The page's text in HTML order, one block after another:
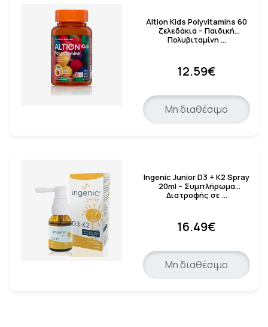
Altion Kids Polyvitamins 60
ζελεδάκια – Παιδική
Πολυβιταμίνη …
12.59€
Μη διαθέσιμο
Ingenic Junior D3 + K2 Spray
20ml – Συμπλήρωμα
Διατροφής σε …
16.49€
Μη διαθέσιμο